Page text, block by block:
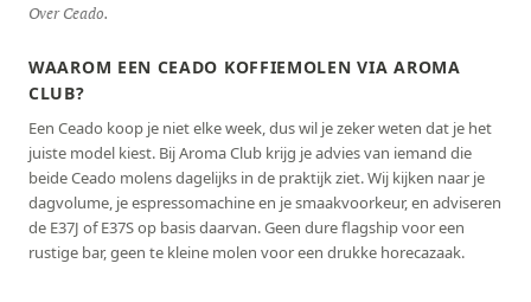
Over Ceado.
WAAROM EEN CEADO KOFFIEMOLEN VIA AROMA
CLUB?
Een Ceado koop je niet elke week, dus wil je zeker weten dat je het
juiste model kiest. Bij Aroma Club krijg je advies van iemand die
beide Ceado molens dagelijks in de praktijk ziet. Wij kijken naar je
dagvolume, je espressomachine en je smaakvoorkeur, en adviseren
de E37J of E37S op basis daarvan. Geen dure flagship voor een
rustige bar, geen te kleine molen voor een drukke horecazaak.